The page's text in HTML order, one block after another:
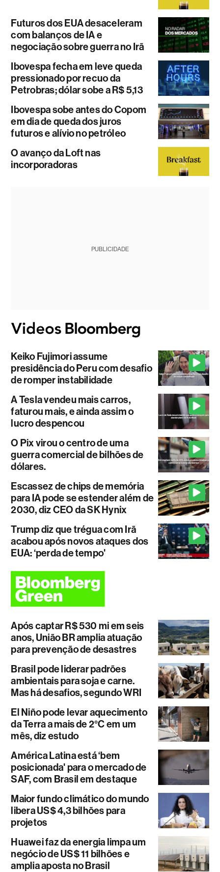
Futuros dos EUA desaceleram
com balanços de IA e
negociação sobre guerra no Irã
Ibovespa fecha em leve queda
pressionado por recuo da
Petrobras; dólar sobe a R$ 5,13
Ibovespa sobe antes do Copom
em dia de queda dos juros
futuros e alívio no petróleo
O avanço da Loft nas
incorporadoras
PUBLICIDADE
Keiko Fujimori assume
presidência do Peru com desafio
de romper instabilidade
A Tesla vendeu mais carros,
faturou mais, e ainda assim o
lucro despencou
O Pix virou o centro de uma
guerra comercial de bilhões de
dólares.
Escassez de chips de memória
para IA pode se estender além de
2030, diz CEO da SK Hynix
Trump diz que trégua com Irã
acabou após novos ataques dos
EUA: ‘perda de tempo'
Após captar R$ 530 mi em seis
anos, União BR amplia atuação
para prevenção de desastres
Brasil pode liderar padrões
ambientais para soja e carne.
Mas há desafios, segundo WRI
El Niño pode levar aquecimento
da Terra a mais de 2°C em um
mês, diz estudo
América Latina está ‘bem
posicionada' para o mercado de
SAF, com Brasil em destaque
Maior fundo climático do mundo
libera US$ 4,3 bilhões para
projetos
Huawei faz da energia limpa um
negócio de US$ 11 bilhões e
amplia aposta no Brasil